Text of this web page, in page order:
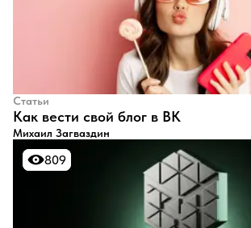
Статьи
​Как вести свой блог в ВК
Михаил Загваздин
809
809